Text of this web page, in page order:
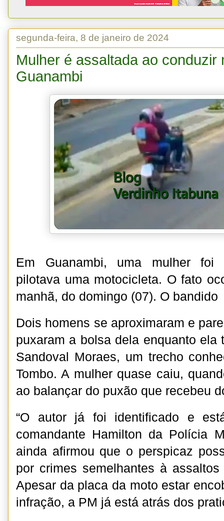
segunda-feira, 8 de janeiro de 2024
Mulher é assaltada ao conduzir
Guanambi
Em Guanambi, uma mulher foi
pilotava uma motocicleta. O fato
manhã, do domingo (07). O bandido
Dois homens se aproximaram e
puxaram a bolsa dela enquanto ela
Sandoval Moraes, um trecho
Tombo. A mulher quase caiu,
ao balançar do puxão que recebeu
“O autor já foi identificado e
comandante Hamilton da Polícia
ainda afirmou que o perspicaz
por crimes semelhantes à
Apesar da placa da moto estar
infração, a PM já está atrás dos